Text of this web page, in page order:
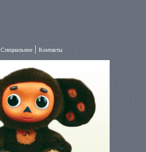
Специальное | Контакты